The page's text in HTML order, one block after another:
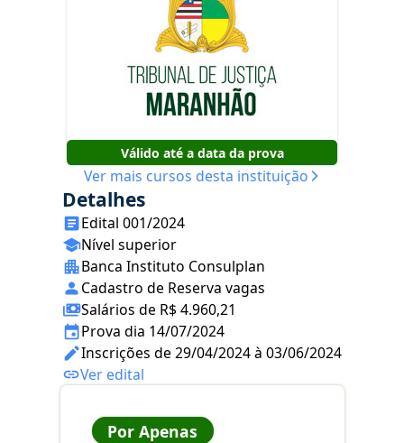
Válido até a data da prova
Ver mais cursos desta instituição
Detalhes
Edital 001/2024
Nível superior
Banca Instituto Consulplan
Cadastro de Reserva vagas
Salários de R$ 4.960,21
Prova dia 14/07/2024
Inscrições de 29/04/2024 à 03/06/2024
Ver edital
Por Apenas